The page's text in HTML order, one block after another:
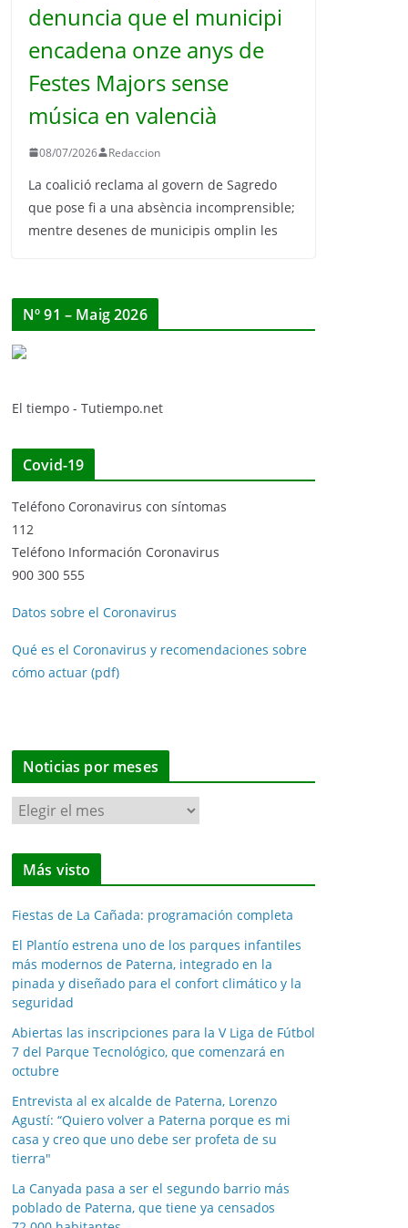
denuncia que el municipi
encadena onze anys de
Festes Majors sense
música en valencià
08/07/2026 Redaccion
La coalició reclama al govern de Sagredo
que pose fi a una absència incomprensible;
mentre desenes de municipis omplin les
Nº 91 – Maig 2026
El tiempo - Tutiempo.net
Covid-19
Teléfono Coronavirus con síntomas
112
Teléfono Información Coronavirus
900 300 555
Datos sobre el Coronavirus
Qué es el Coronavirus y recomendaciones sobre
cómo actuar (pdf)
Noticias por meses
N
o
t
i
a
s
p
o
r
m
e
s
e
s
Más visto
Fiestas de La Cañada: programación completa
El Plantío estrena uno de los parques infantiles
más modernos de Paterna, integrado en la
pinada y diseñado para el confort climático y la
seguridad
Abiertas las inscripciones para la V Liga de Fútbol
7 del Parque Tecnológico, que comenzará en
octubre
Entrevista al ex alcalde de Paterna, Lorenzo
Agustí: “Quiero volver a Paterna porque es mi
casa y creo que uno debe ser profeta de su
tierra"
La Canyada pasa a ser el segundo barrio más
poblado de Paterna, que tiene ya censados